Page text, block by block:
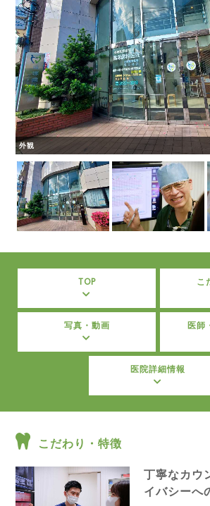
外観
TOP こ
写真・動画 医師
医院詳細情報
こだわり・特徴
丁寧なカウ
イバシーへ